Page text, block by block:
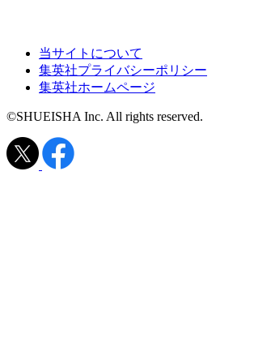
当サイトについて
集英社プライバシーポリシー
集英社ホームページ
©SHUEISHA Inc. All rights reserved.